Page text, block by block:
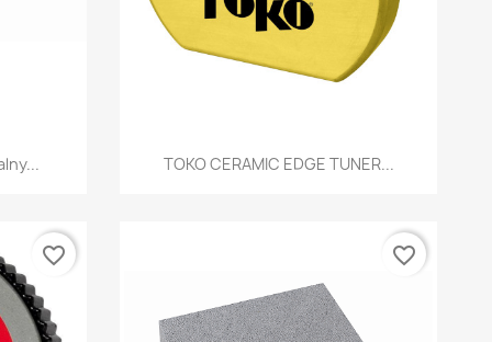
Szybki podgląd
TOKO CERAMIC EDGE TUNER...
favorite_border favorite_border